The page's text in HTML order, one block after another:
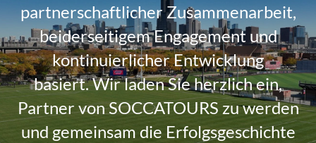
partnerschaftlicher Zusammenarbeit,
beiderseitigem Engagement und
kontinuierlicher Entwicklung
basiert.Wir laden Sie herzlich ein,
Partner von SOCCATOURS zu werden
und gemeinsam die Erfolgsgeschichte